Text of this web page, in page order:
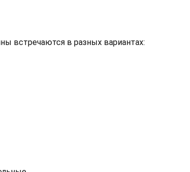
встречаются в разных вариантах: